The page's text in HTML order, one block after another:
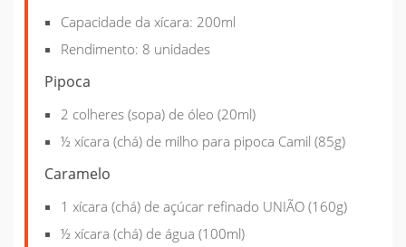
Capacidade da xícara: 200ml
Rendimento: 8 unidades
Pipoca
2 colheres (sopa) de óleo (20ml)
½ xícara (chá) de milho para pipoca Camil (85g)
Caramelo
1 xícara (chá) de açúcar refinado UNIÃO (160g)
½ xícara (chá) de água (100ml)